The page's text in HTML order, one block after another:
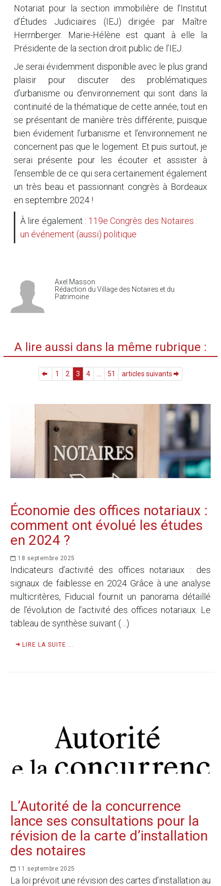
Notariat pour la section immobilière de l’Institut
d’Études Judiciaires (IEJ) dirigée par Maître
Herrnberger. Marie-Hélène est quant à elle la
Présidente de la section droit public de l’IEJ.
Je serai évidemment disponible avec le plus grand
plaisir pour discuter des problématiques
d’urbanisme ou d’environnement qui sont dans la
continuité de la thématique de cette année, tout en
se présentant de manière très différente, puisque
bien évidement l’urbanisme et l’environnement ne
concernent pas que le logement. Et puis surtout, je
serai présente pour les écouter et assister à
l’ensemble de ce qui sera certainement également
un très beau et passionnant congrès à Bordeaux
en septembre 2024 !
À lire également : 119e Congrès des Notaires :
un événement (aussi) politique
Axel Masson
Rédaction du Village des Notaires et du
Patrimoine
A lire aussi dans la même rubrique :
1 2 3 4 51 articles suivants
Économie des offices notariaux :
comment ont évolué les études
en 2024 ?
18 septembre 2025
Indicateurs d’activité des offices notariaux : des
signaux de faiblesse en 2024 Grâce à une analyse
multicritères, Fiducial fournit un panorama détaillé
de l’évolution de l’activité des offices notariaux. Le
tableau de synthèse suivant (…)
LIRE LA SUITE ...
L’Autorité de la concurrence
lance ses consultations pour la
révision de la carte d’installation
des notaires
11 septembre 2025
La loi prévoit une révision des cartes d’installation au